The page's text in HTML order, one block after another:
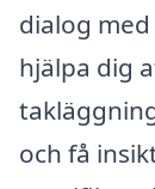
dialog
hjälpa dig
och få